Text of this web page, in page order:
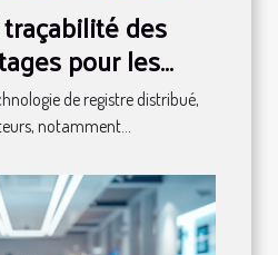
des
pour les
et les
de registre distribué,
notamment...